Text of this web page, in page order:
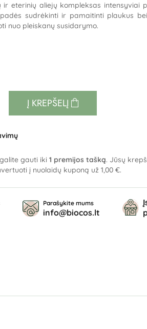
ir eterinių aliejų kompleksas intensyviai
sudrėkinti ir pamaitinti plaukus
nuo pleiskanų susidarymo.
Į KREPŠELĮ
gauti iki 1 premijos tašką. Jūsų
į nuolaidų kuponą už 1,00 €.
Parašykite mums
info@biocos.lt